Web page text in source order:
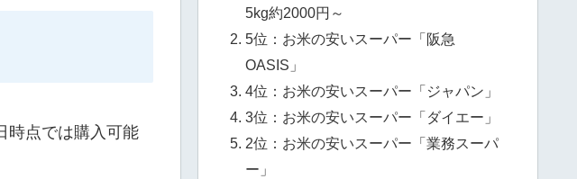
時点では購入可能
5kg約2000円～
5位：お米の安いスーパー「阪急
OASIS」
4位：お米の安いスーパー「ジャパン」
3位：お米の安いスーパー「ダイエー」
2位：お米の安いスーパー「業務スーパ
ー」